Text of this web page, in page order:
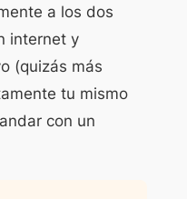
a los dos
internet y
(quizás más
tu mismo
con un